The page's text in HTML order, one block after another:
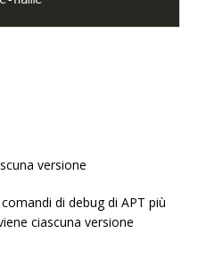
versione
di debug di APT più
ciascuna versione